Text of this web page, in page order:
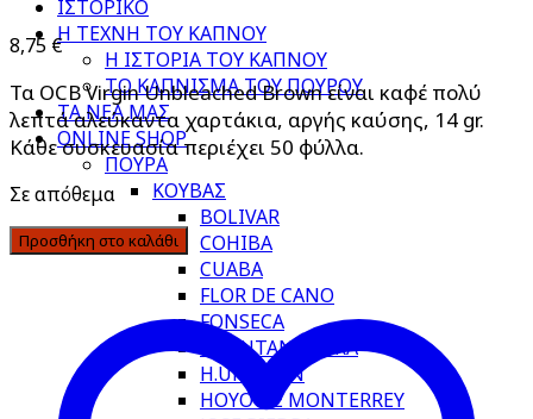
ΙΣΤΟΡΙΚΟ
Η ΤΕΧΝΗ ΤΟΥ ΚΑΠΝΟΥ
Η ΙΣΤΟΡΙΑ ΤΟΥ ΚΑΠΝΟΥ
ΤΟ ΚΑΠΝΙΣΜΑ ΤΟΥ ΠΟΥΡΟΥ
ΤΑ ΝΕΑ ΜΑΣ
ONLINE SHOP
ΠΟΥΡΑ
ΚΟΥΒΑΣ
BOLIVAR
COHIBA
CUABA
FLOR DE CANO
FONSECA
GUANTANAMERA
H.UPMANN
HOYO DE MONTERREY
8,75 €
Τα OCB Virgin Unbleached Brown είναι καφέ πολύ
λεπτά αλεύκαντα χαρτάκια, αργής καύσης, 14 gr.
Κάθε συσκευασία περιέχει 50 φύλλα.
Σε απόθεμα
Προσθήκη στο καλάθι